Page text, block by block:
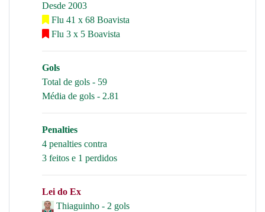
Desde 2003
Flu 41 x 68 Boavista
Flu 3 x 5 Boavista
Gols
Total de gols - 59
Média de gols - 2.81
Penalties
4 penalties contra
3 feitos e 1 perdidos
Lei do Ex
Thiaguinho - 2 gols